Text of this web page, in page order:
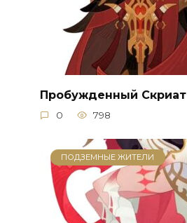
Пробужденный Скриат
0 798
ПОДЗЕМНЫЕ ЖИТЕЛИ